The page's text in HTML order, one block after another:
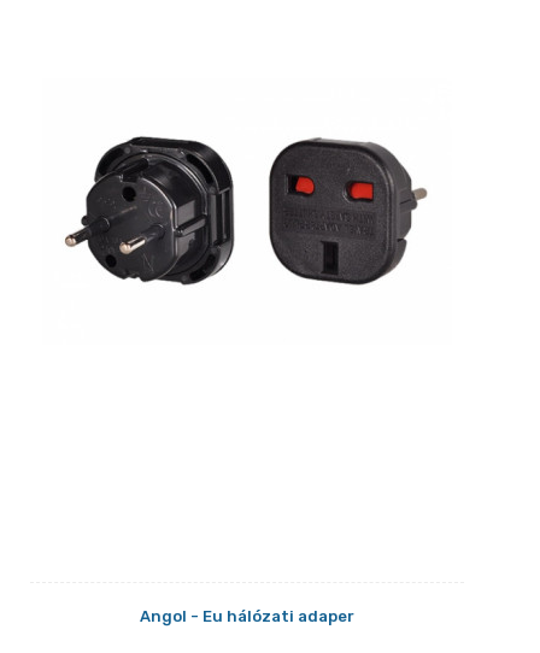
Angol - Eu hálózati adaper